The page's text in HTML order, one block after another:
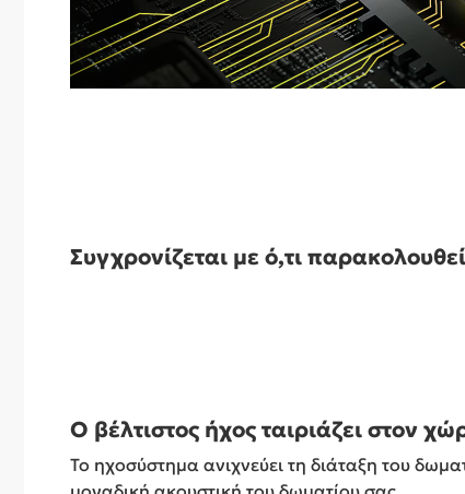
Συγχρονίζεται με ό,τι
Ο βέλτιστος ήχος ταιριάζει στον
Το ηχοσύστημα ανιχνεύει τη διάταξη του